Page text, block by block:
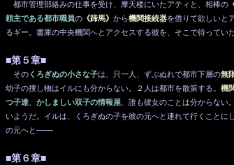
都市管理部絡みの仕事を受け、摩天楼にいたアティと、相棒の
頼主である都市職員の 《蹄馬》 から機関接続器を借りて欲しいと
るギー。書庫の中央機関へとアクセスする彼を、そこで待ってい
■第５章■
その くろぎぬの小さな子は、只一人、ずぶぬれで都市下層の無
幼子の捜し物はイルにも分からない。２人は都市を散策する。 機
つ子達
かしましい双子の情報屋 、誰も彼女のことは分からない。
いようだ。イルは、くろぎぬの子を彼の元へと連れて行くこと
の元へと───
■第６章■